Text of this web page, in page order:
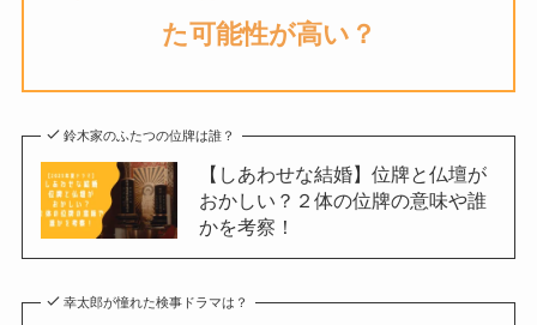
た可能性が高い？
鈴木家のふたつの位牌は誰？
【しあわせな結婚】位牌と仏壇が
おかしい？２体の位牌の意味や誰
かを考察！
幸太郎が憧れた検事ドラマは？